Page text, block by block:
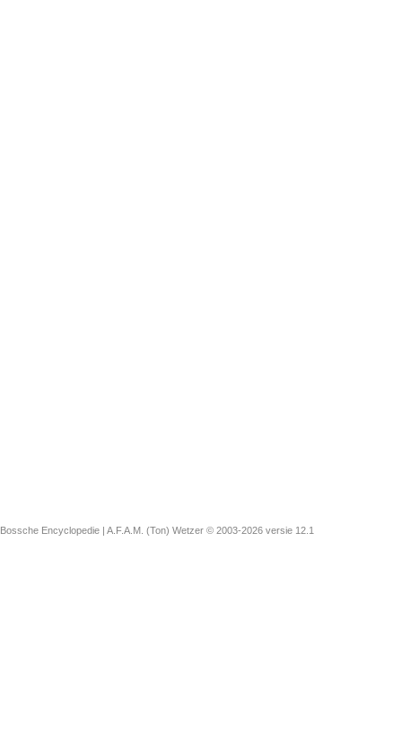
Bossche Encyclopedie | A.F.A.M. (Ton) Wetzer © 2003-2026 versie 12.1